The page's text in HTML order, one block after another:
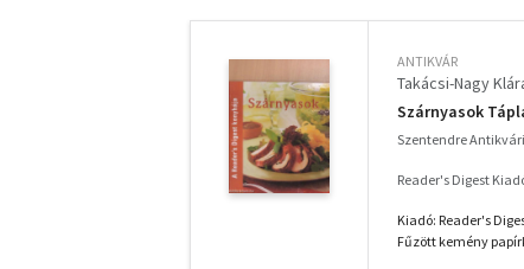
ANTIKVÁR
Takácsi-Nagy
Szárnyasok
Szentendre
Reader's Digest
Kiadó: Reader's
Fűzött kemény